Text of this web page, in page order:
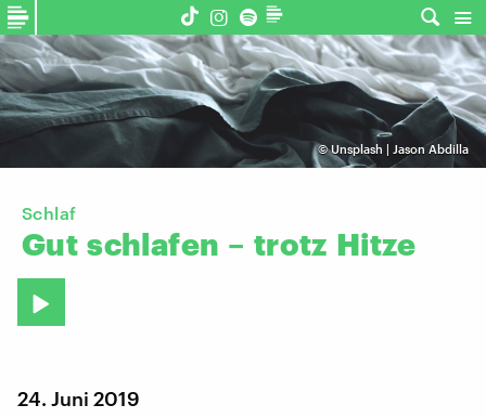
©Unsplash | Jason Abdilla
Schlaf
Gut schlafen – trotz Hitze
24. Juni 2019